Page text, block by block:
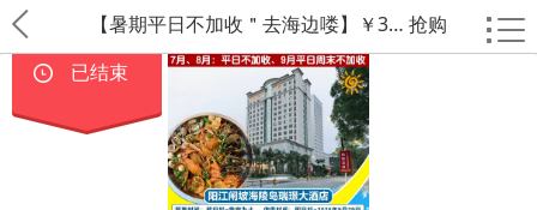
【暑期平日不加收＂去海边喽】￥3… 抢购
已结束